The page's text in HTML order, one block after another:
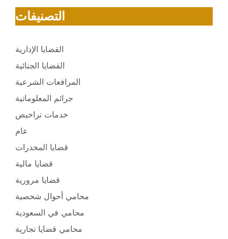
التصنيفات
القضايا الإدارية
القضايا الجنائية
المرافعات الشرعية
جرائم المعلوماتية
خدمات تراخيص
عام
قضايا المخدرات
قضايا مالية
قضايا مرورية
محامي أحوال شخصية
محامي في السعودية
محامي قضايا تجارية